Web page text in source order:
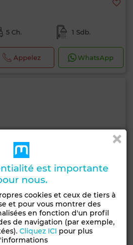
5 Ch. 1 Sdb.
Appelez WhatsApp
est importante
nous.
cookies et ceux de tiers à
et pour vous montrer des
en fonction d'un profil
de navigation (par exemple,
Cliquez ICI pour plus